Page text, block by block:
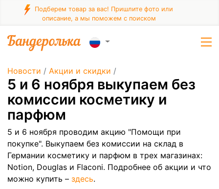
Подберем товар за вас! Пришлите фото или
описание, а мы поможем с поиском
Новости / Акции и скидки /
5 и 6 ноября выкупаем без
комиссии косметику и
парфюм
5 и 6 ноября проводим акцию "Помощи при
покупке". Выкупаем без комиссии на склад в
Германии косметику и парфюм в трех магазинах:
Notion, Douglas и Flaconi. Подробнее об акции и что
можно купить – здесь.